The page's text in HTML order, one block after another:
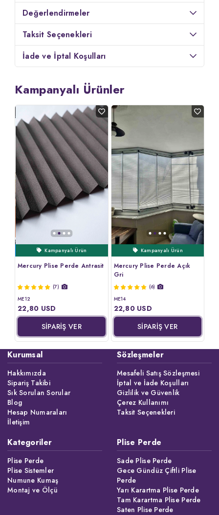
Değerlendirmeler
Taksit Seçenekleri
İade ve İptal Koşulları
Kampanyalı Ürünler
Kampanyalı Ürün Ertesi Gün Kargo
Mercury Plise Perde Antrasit
(7)
ME12
22,80 USD
SİPARİŞ VER
Çok Satanlar Kampanyalı Ürün
Mercury Plise Perde Açık
Gri
(6)
ME14
22,80 USD
SİPARİŞ VER
Çok Satanlar
Kurumsal
Hakkımızda
Sipariş Takibi
Sık Sorulan Sorular
Blog
Hesap Numaraları
İletişim
Kategoriler
Plise Perde
Plise Sistemler
Numune Kumaş
Montaj ve Ölçü
Plise Perde
Sade Plise Perde
Gece Gündüz Çiftli Plise
Perde
Yarı Karartma Plise Perde
Tam Karartma Plise Perde
Saten Plise Perde
Sözleşmeler
Mesafeli Satış Sözleşmesi
İptal ve İade Koşulları
Gizlilik ve Güvenlik
Çerez Kullanımı
Taksit Seçenekleri